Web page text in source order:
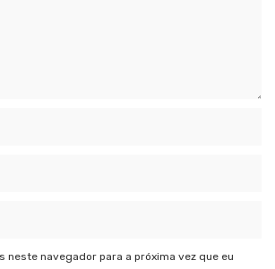
neste navegador para a próxima vez que eu